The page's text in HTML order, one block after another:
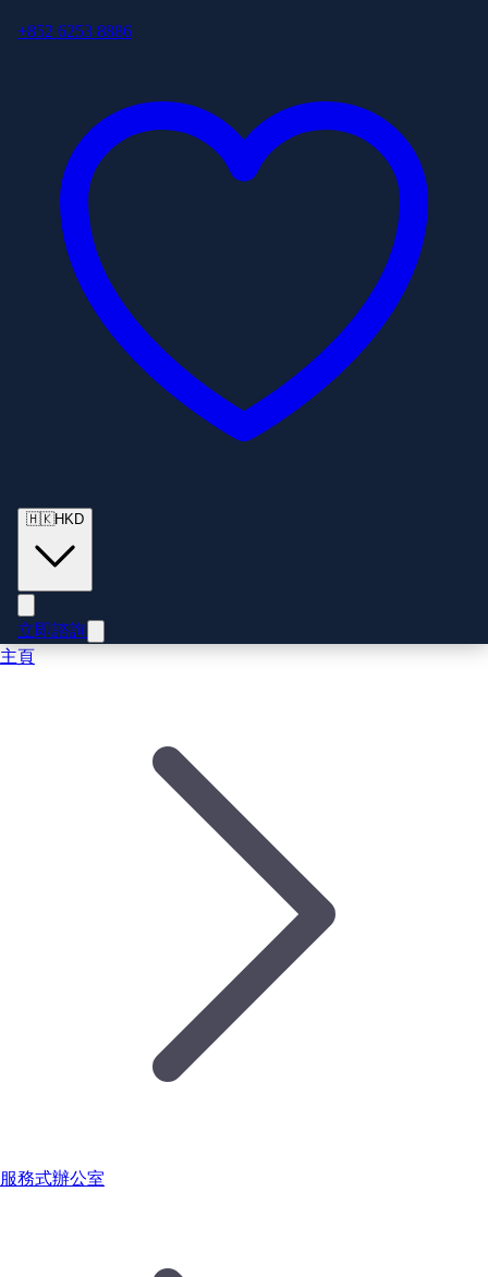
+852 6253 8886
🇭🇰HKD
立即諮詢
主頁
服務式辦公室